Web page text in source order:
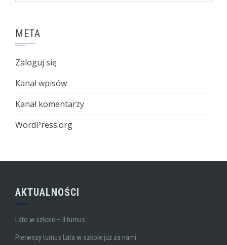
META
Zaloguj się
Kanał wpisów
Kanał komentarzy
WordPress.org
AKTUALNOŚCI
Lato w szkole – II turnus
Pierwszy turnus Lata w szkole już za nami